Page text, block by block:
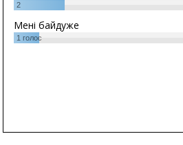
2
Мені байдуже
1 голос